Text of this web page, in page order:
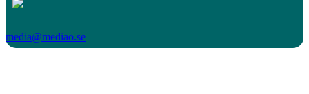
media@mediao.se